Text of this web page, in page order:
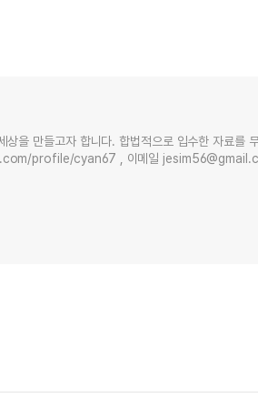
을 만들고자 합니다. 합법적으로 입수한 자료를
profile/cyan67 , 이메일